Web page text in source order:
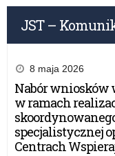
JST –
8 maja 2026
Nabór wniosków
w ramach
specjalistycznej
Centrach